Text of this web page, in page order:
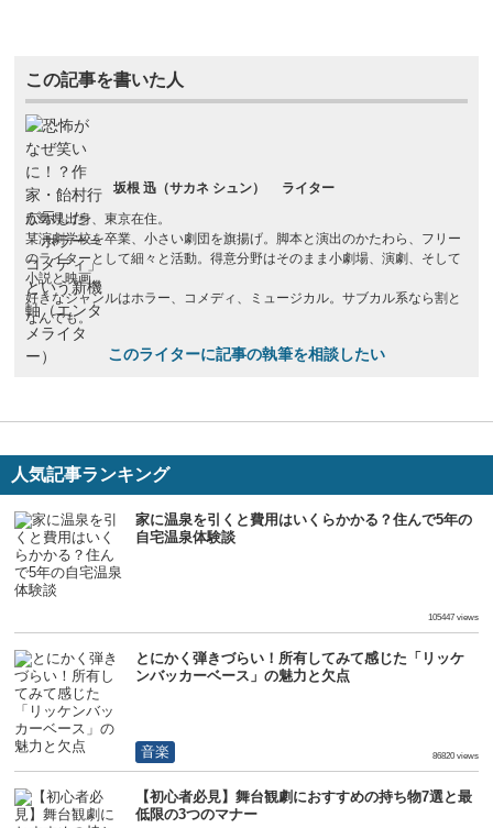
この記事を書いた人
坂根 迅（サカネ シュン）
ライター
広島県出身、東京在住。
某演劇学校を卒業、小さい劇団を旗揚げ。脚本と演出のかたわら、フリー
のライターとして細々と活動。得意分野はそのまま小劇場、演劇、そして
小説と映画。
好きなジャンルはホラー、コメディ、ミュージカル。サブカル系なら割と
なんでも。
このライターに記事の執筆を相談したい
人気記事ランキング
家に温泉を引くと費用はいくらかかる？住んで5年の
自宅温泉体験談
105447 views
とにかく弾きづらい！所有してみて感じた「リッケ
ンバッカーベース」の魅力と欠点
音楽 86820 views
【初心者必見】舞台観劇におすすめの持ち物7選と最
低限の3つのマナー